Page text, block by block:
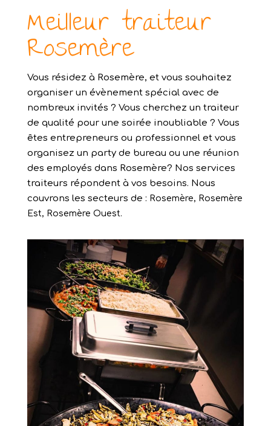
Meilleur traiteur
Rosemère
Vous résidez à Rosemère, et vous souhaitez
organiser un évènement spécial avec de
nombreux invités ? Vous cherchez un traiteur
de qualité pour une soirée inoubliable ? Vous
êtes entrepreneurs ou professionnel et vous
organisez un party de bureau ou une réunion
des employés dans Rosemère? Nos services
traiteurs répondent à vos besoins. Nous
couvrons les secteurs de : Rosemère, Rosemère
Est, Rosemère Ouest.